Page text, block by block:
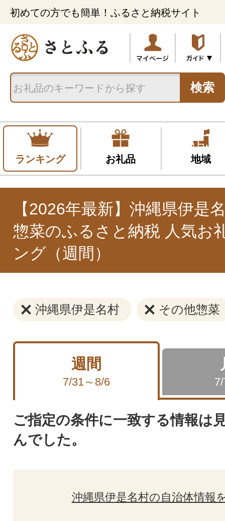
初めての方でも簡単！ふるさと納税サイト
検索
ランキング お礼品 地域
【2026年最新】沖縄県伊是
惣菜のふるさと納税 人気お
ング（週間）
沖縄県伊是名村 その他惣菜
週間
7/31～8/6
ご指定の条件に一致する情報は
んでした。
沖縄県伊是名村の自治体情報